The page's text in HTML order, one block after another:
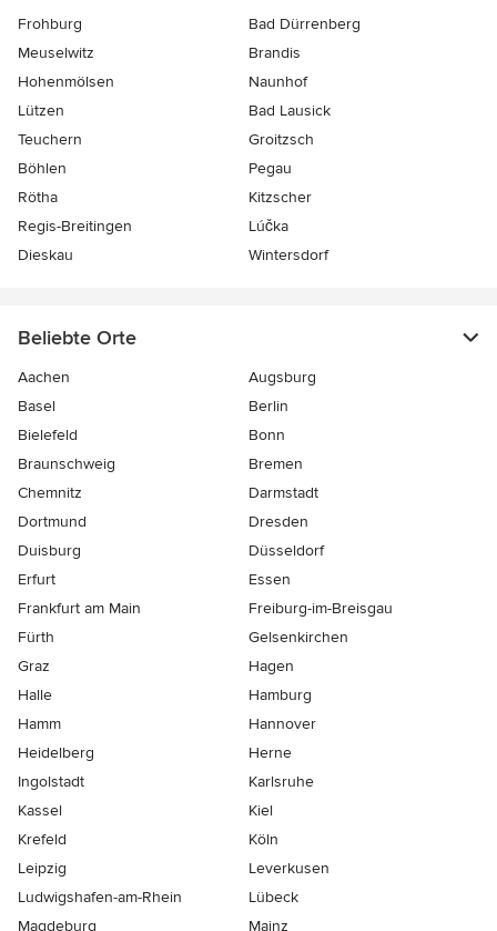
Frohburg
Bad Dürrenberg
Meuselwitz
Brandis
Hohenmölsen
Naunhof
Lützen
Bad Lausick
Teuchern
Groitzsch
Böhlen
Pegau
Rötha
Kitzscher
Regis-Breitingen
Lúčka
Dieskau
Wintersdorf
Beliebte Orte
Aachen
Augsburg
Basel
Berlin
Bielefeld
Bonn
Braunschweig
Bremen
Chemnitz
Darmstadt
Dortmund
Dresden
Duisburg
Düsseldorf
Erfurt
Essen
Frankfurt am Main
Freiburg-im-Breisgau
Fürth
Gelsenkirchen
Graz
Hagen
Halle
Hamburg
Hamm
Hannover
Heidelberg
Herne
Ingolstadt
Karlsruhe
Kassel
Kiel
Krefeld
Köln
Leipzig
Leverkusen
Ludwigshafen-am-Rhein
Lübeck
Magdeburg
Mainz